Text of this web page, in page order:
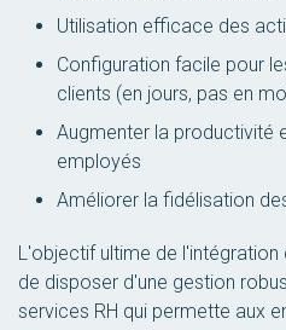
Utilisation efficace des
Configuration facile pour
clients (en jours, pas en
Augmenter la productivité
employés
Améliorer la fidélisation
L'objectif ultime de l'intégration
de disposer d'une gestion
services RH qui permette aux